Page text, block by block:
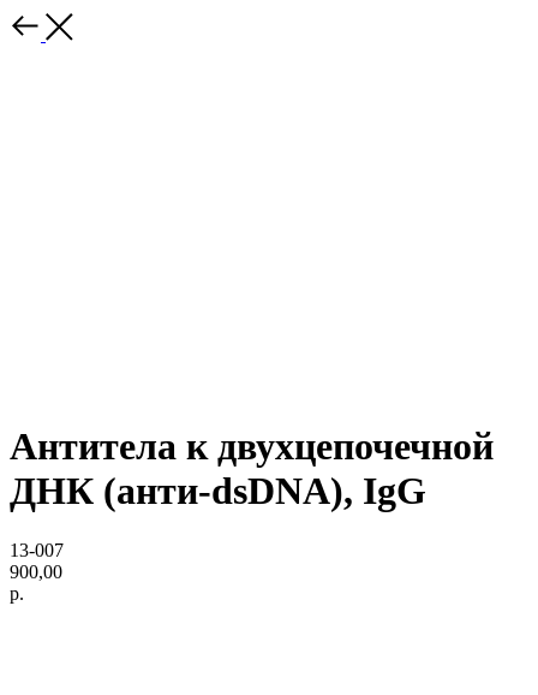
Антитела к двухцепочечной
ДНК (анти-dsDNA), IgG
13-007
900,00
р.